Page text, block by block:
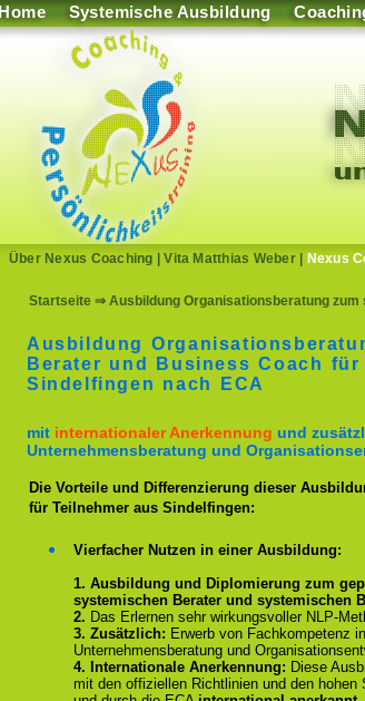
Home Systemische Ausbildung
Über Nexus Coaching |Vita Matthias Weber| Nexus
Startseite ⇒ Ausbildung Organisationsberatung
Ausbildung
Berater und Business Coach für
Sindelfingen nach ECA
mit internationaler Anerkennung und
Unternehmensberatung und
Die Vorteile und Differenzierung dieser
für Teilnehmer aus Sindelfingen:
Vierfacher Nutzen in einer Ausbildung:
1. Ausbildung und Diplomierung zum
systemischen Berater und systemischen
2. Das Erlernen sehr wirkungsvoller NLP-
3. Zusätzlich: Erwerb von Fachkompetenz
Unternehmensberatung und
4. Internationale Anerkennung: Diese
mit den offiziellen Richtlinien und den hohen